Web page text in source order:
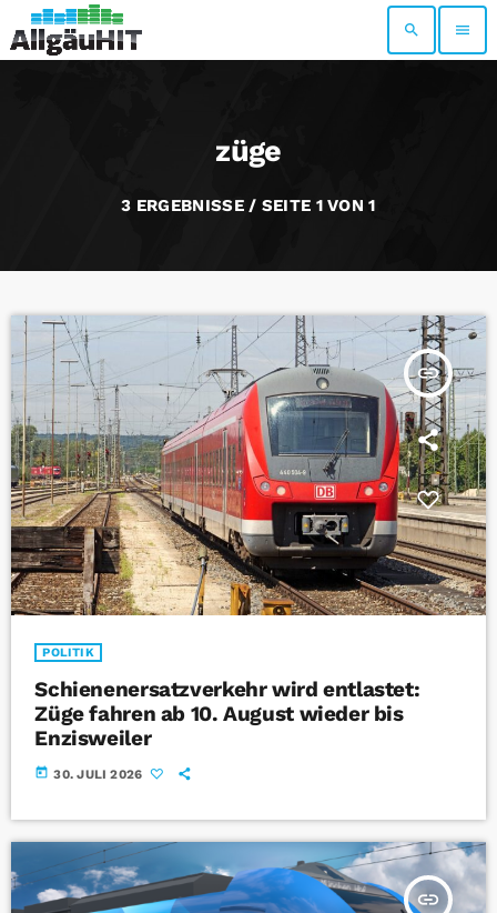
search menu
züge
3 ERGEBNISSE / SEITE 1 VON 1
insert_link
POLITIK
Schienenersatzverkehr wird entlastet:
Züge fahren ab 10. August wieder bis
Enzisweiler
today 30. JULI 2026
insert_link